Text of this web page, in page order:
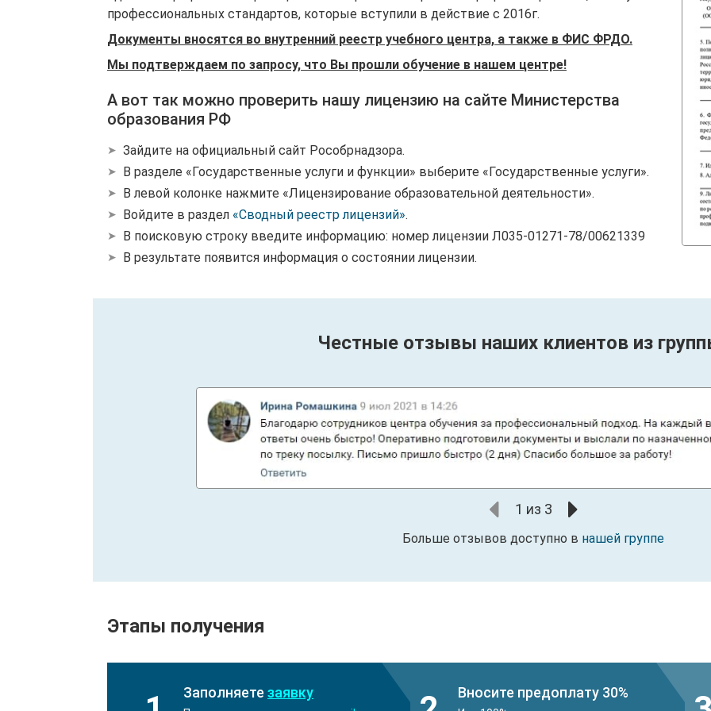
профессиональных стандартов, которые вступили в действие с 2016г.
Документы вносятся во внутренний реестр учебного центра, а также в ФИС ФРДО.
Мы подтверждаем по запросу, что Вы прошли обучение в нашем центре!
А вот так можно проверить нашу лицензию на сайте Министерства
образования РФ
Зайдите на официальный сайт Рособрнадзора.
В разделе «Государственные услуги и функции» выберите «Государственные услуги».
В левой колонке нажмите «Лицензирование образовательной деятельности».
Войдите в раздел «Сводный реестр лицензий».
В поисковую строку введите информацию: номер лицензии Л035-01271-78/00621339
В результате появится информация о состоянии лицензии.
Честные отзывы наших клиентов из
1 из 3
Больше отзывов доступно в нашей группе
Этапы получения
Заполняете заявку Вносите предоплату 30%